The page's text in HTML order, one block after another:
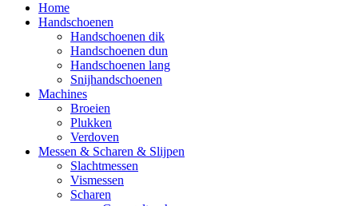
Home
Handschoenen
Handschoenen dik
Handschoenen dun
Handschoenen lang
Snijhandschoenen
Machines
Broeien
Plukken
Verdoven
Messen & Scharen & Slijpen
Slachtmessen
Vismessen
Scharen